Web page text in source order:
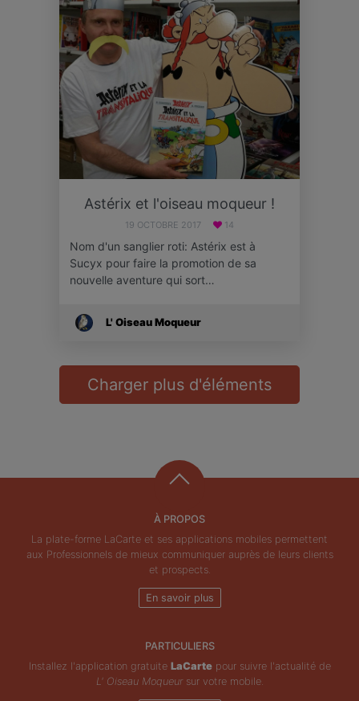
Astérix et l'oiseau moqueur !
19 OCTOBRE 2017 14
Nom d'un sanglier roti: Astérix est à
Sucyx pour faire la promotion de sa
nouvelle aventure qui sort…
L' Oiseau Moqueur
Charger plus d'éléments
À PROPOS
La plate-forme LaCarte et ses applications mobiles permettent
aux Professionnels de mieux communiquer auprès de leurs clients
et prospects.
En savoir plus
PARTICULIERS
Installez l'application gratuite LaCartepour suivre l'actualité de
L' Oiseau Moqueursur votre mobile.